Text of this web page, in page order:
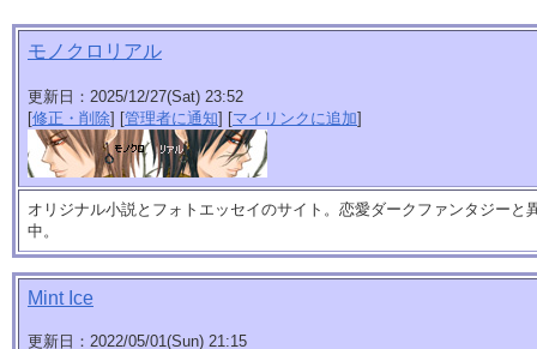
モノクロリアル
更新日：2025/12/27(Sat) 23:52
[修正・削除] [管理者に通知] [マイリンクに追加]
オリジナル小説とフォトエッセイのサイト。恋愛ダークファンタジーと
中。
Mint Ice
更新日：2022/05/01(Sun) 21:15